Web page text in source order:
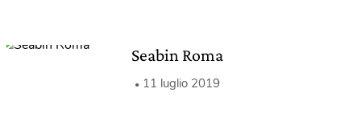
Seabin Roma
11 luglio 2019